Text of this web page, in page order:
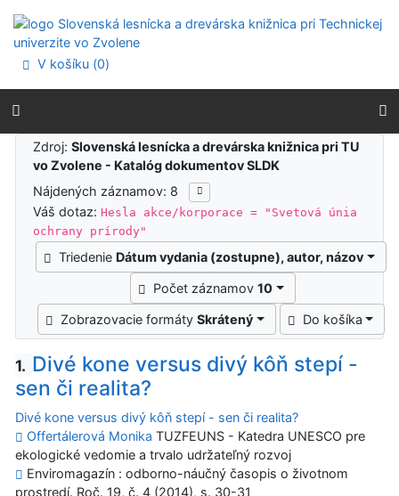
Prejsť na menu
Prehlásenie o webovej prístupnosti
V košíku (0)
Výsledky vyhľadávania
Zdroj:Slovenská lesnícka a drevárska knižnica pri TU
vo Zvolene - Katalóg dokumentov SLDK
Nájdených záznamov: 8
Váš dotaz:Hesla akce/korporace = "Svetová únia
ochrany prírody"
Triedenie Dátum vydania (zostupne), autor, názov
Počet záznamov10
Zobrazovacie formátySkrátený Do košíka
1. Divé kone versus divý kôň stepí -
sen či realita?
Divé kone versus divý kôň stepí - sen či realita?
Offertálerová Monika TUZFEUNS - Katedra UNESCO pre
ekologické vedomie a trvalo udržateľný rozvoj
Enviromagazín : odborno-náučný časopis o životnom
prostredí. Roč. 19, č. 4 (2014), s. 30-31